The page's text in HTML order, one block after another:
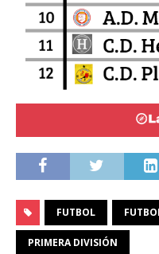
FUTBOL
PRIMERA DIVISIÓN